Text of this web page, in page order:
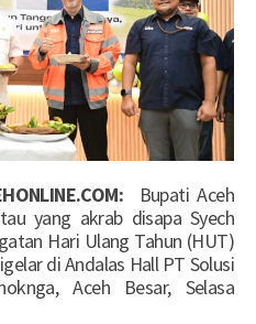
Bupati Aceh
yang akrab disapa Syech
Hari Ulang Tahun (HUT)
di Andalas Hall PT Solusi
Aceh Besar, Selasa